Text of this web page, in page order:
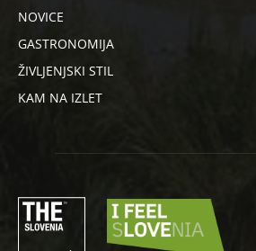
NOVICE
GASTRONOMIJA
ŽIVLJENJSKI STIL
KAM NA IZLET